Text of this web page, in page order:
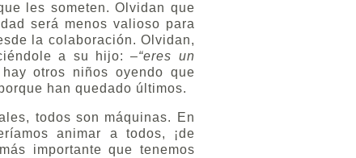
les someten. Olvidan que
será menos valioso para
la colaboración. Olvidan,
a su hijo: –“eres un
otros niños oyendo que
han quedado últimos.
todos son máquinas. En
animar a todos, ¡de
importante que tenemos